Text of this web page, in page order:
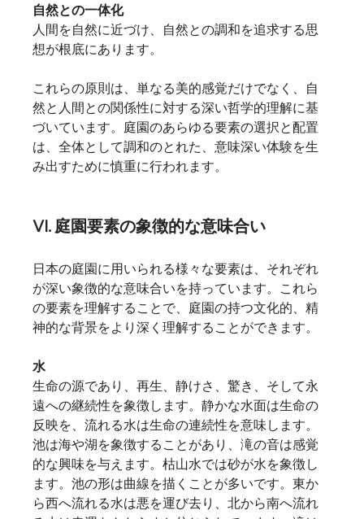
自然との一体化
人間を自然に近づけ、自然との調和を追求する思
想が根底にあります。
これらの原則は、単なる美的感覚だけでなく、自
然と人間との関係性に対する深い哲学的理解に基
づいています。庭園のあらゆる要素の選択と配置
は、全体として調和のとれた、意味深い体験を生
み出すために慎重に行われます。
VI. 庭園要素の象徴的な意味合い
日本の庭園に用いられる様々な要素は、それぞれ
が深い象徴的な意味合いを持っています。これら
の要素を理解することで、庭園の持つ文化的、精
神的な背景をより深く理解することができます。
水
生命の源であり、再生、静けさ、驚き、そして永
遠への継続性を象徴します。静かな水面は生命の
反映を、流れる水は生命の連続性を意味します。
池は海や湖を象徴することがあり、滝の音は感覚
的な興味を与えます。枯山水では砂が水を象徴し
ます。池の形は曲線を描くことが多いです。東か
ら西へ流れる水は悪を運び去り、北から南へ流れ